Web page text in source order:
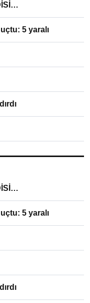
5 yaralı
5 yaralı